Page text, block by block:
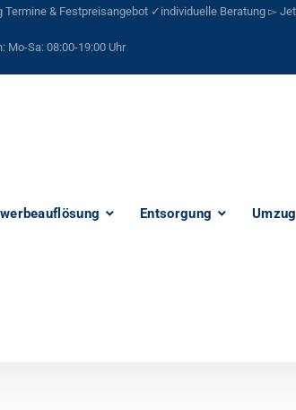
& Festpreisangebot ✓individuelle Beratung ▻
Mo-Sa: 08:00-19:00 Uhr
Entsorgung Umzug